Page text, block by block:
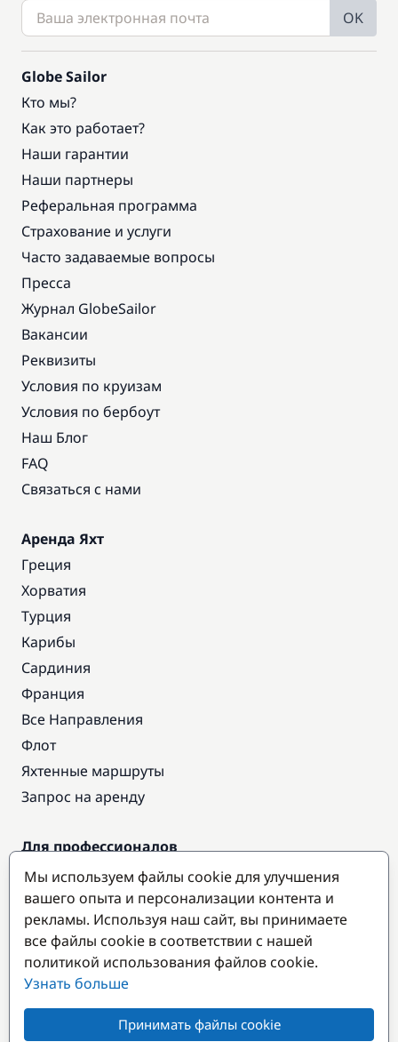
OK
Globe Sailor
Кто мы?
Как это работает?
Наши гарантии
Наши партнеры
Реферальная программа
Страхование и услуги
Часто задаваемые вопросы
Пресса
Журнал GlobeSailor
Вакансии
Реквизиты
Условия по круизам
Условия по бербоут
Наш Блог
FAQ
Связаться с нами
Аренда Яхт
Греция
Хорватия
Турция
Карибы
Сардиния
Франция
Все Направления
Флот
Яхтенные маршруты
Запрос на аренду
Для профессионалов
Доступ про
Стать партнером
Популярные направления
Мы используем файлы cookie для улучшения
вашего опыта и персонализации контента и
рекламы. Используя наш сайт, вы принимаете
все файлы cookie в соответствии с нашей
политикой использования файлов cookie.
Узнать больше
Принимать файлы cookie